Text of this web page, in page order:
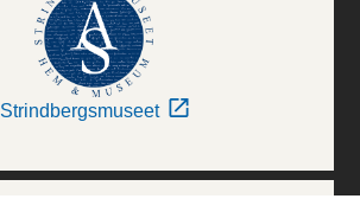
Strindbergsmuseet